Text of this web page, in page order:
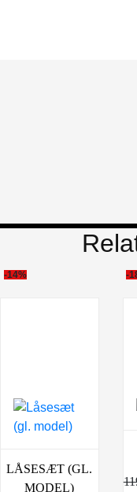
-14%
LÅSESÆT (GL.
MODEL)
-